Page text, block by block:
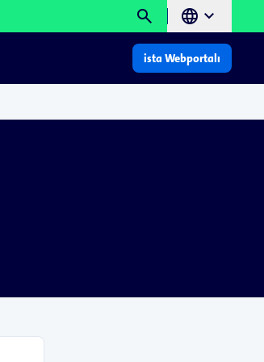
search language chevron_right
ista Webportalı